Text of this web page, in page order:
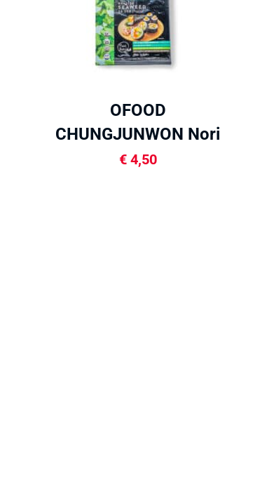
OFOOD
CHUNGJUNWON Nori
na sushi 20g
€4,50